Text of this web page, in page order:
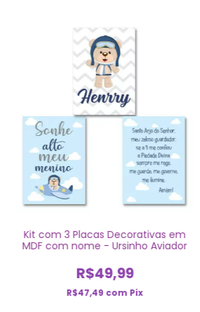
Kit com 3 Placas Decorativas em
MDF com nome - Ursinho Aviador
R$49,99
R$47,49 com Pix